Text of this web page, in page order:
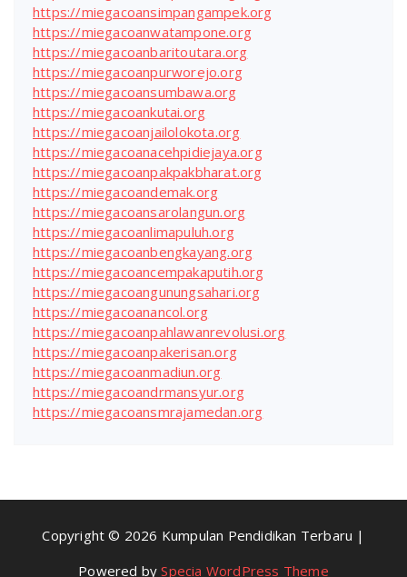
https://miegacoansimpangampek.org
https://miegacoanwatampone.org
https://miegacoanbaritoutara.org
https://miegacoanpurworejo.org
https://miegacoansumbawa.org
https://miegacoankutai.org
https://miegacoanjailolokota.org
https://miegacoanacehpidiejaya.org
https://miegacoanpakpakbharat.org
https://miegacoandemak.org
https://miegacoansarolangun.org
https://miegacoanlimapuluh.org
https://miegacoanbengkayang.org
https://miegacoancempakaputih.org
https://miegacoangunungsahari.org
https://miegacoanancol.org
https://miegacoanpahlawanrevolusi.org
https://miegacoanpakerisan.org
https://miegacoanmadiun.org
https://miegacoandrmansyur.org
https://miegacoansmrajamedan.org
Copyright © 2026 Kumpulan Pendidikan Terbaru |
Powered bySpecia WordPress Theme